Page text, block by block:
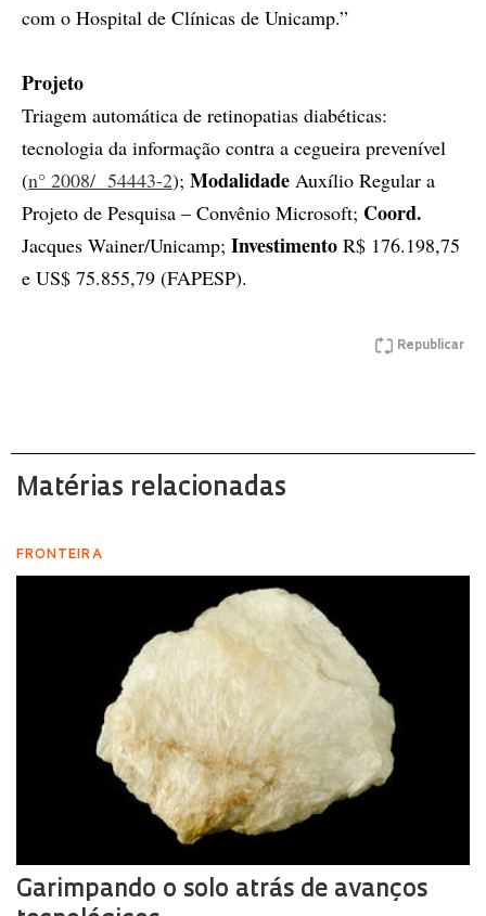
com o Hospital de Clínicas de Unicamp.”
Projeto
Triagem automática de retinopatias diabéticas:
tecnologia da informação contra a cegueira prevenível
(n° 2008/ 54443-2); Modalidade Auxílio Regular a
Projeto de Pesquisa – Convênio Microsoft; Coord.
Jacques Wainer/Unicamp; Investimento R$ 176.198,75
e US$ 75.855,79 (FAPESP).
Republicar